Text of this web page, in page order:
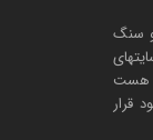
و سنگ
هست
قرار